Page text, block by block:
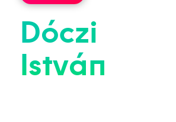
Dóczi
István